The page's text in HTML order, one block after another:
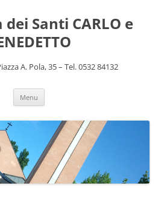
Santi CARLO e
A. Pola, 35 – Tel. 0532 84132
Menu